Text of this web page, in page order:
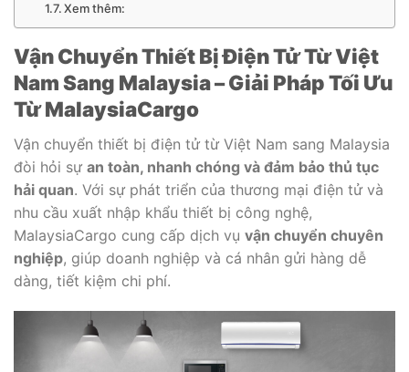
Xem thêm:
Vận Chuyển Thiết Bị Điện Tử Từ Việt
Nam Sang Malaysia – Giải Pháp Tối Ưu
Từ MalaysiaCargo
Vận chuyển thiết bị điện tử từ Việt Nam sang Malaysia
đòi hỏi sự an toàn, nhanh chóng và đảm bảo thủ tục
hải quan. Với sự phát triển của thương mại điện tử và
nhu cầu xuất nhập khẩu thiết bị công nghệ,
MalaysiaCargo cung cấp dịch vụ vận chuyển chuyên
nghiệp, giúp doanh nghiệp và cá nhân gửi hàng dễ
dàng, tiết kiệm chi phí.